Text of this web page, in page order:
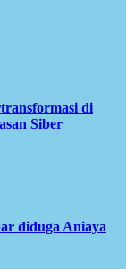
di
Siber
diduga Aniaya